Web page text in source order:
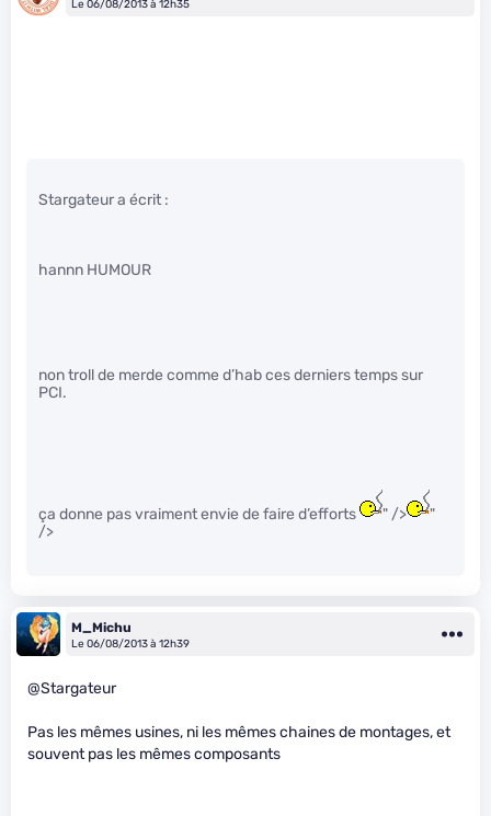
Le 06/08/2013 à 12h35
Stargateur a écrit :
hannn HUMOUR
non troll de merde comme d’hab ces derniers temps sur
PCI.
ça donne pas vraiment envie de faire d’efforts " />
"
/>
M_Michu
Le 06/08/2013 à 12h39
@Stargateur
Pas les mêmes usines, ni les mêmes chaines de montages, et
souvent pas les mêmes composants